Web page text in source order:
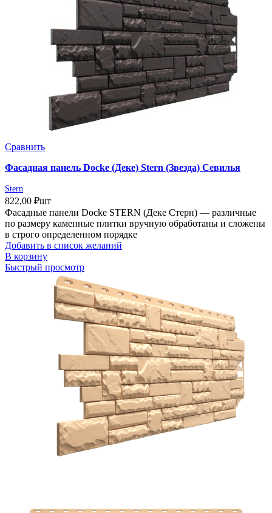
Сравнить
Фасадная панель Docke (Деке) Stern (Звезда) Севилья
Stern
822,00 ₽шт
Фасадные панели Docke STERN (Деке Стерн) — различные
по размеру каменные плитки вручную обработаны и сложены
в строго определенном порядке
Добавить в список желаний
В корзину
Быстрый просмотр